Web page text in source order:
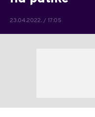
23.04.2022. / 17:05